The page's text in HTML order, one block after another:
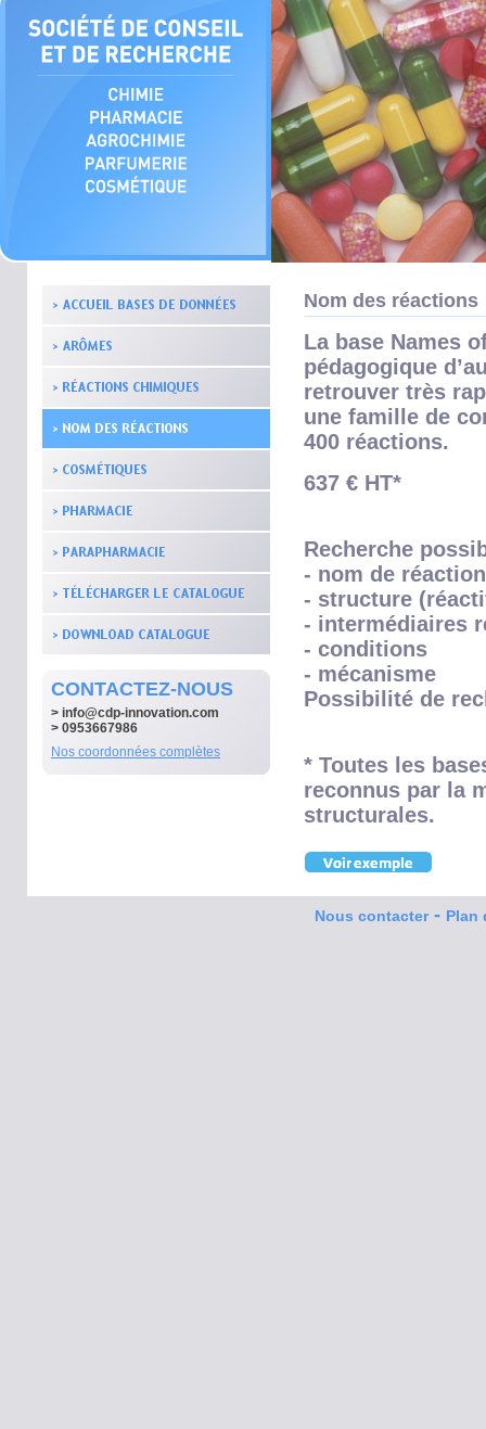
CONTACTEZ-NOUS
> info@cdp-innovation.com
> 0953667986
Nos coordonnées complètes
Nom des réactions
La base Names
pédagogique
retrouver très
une famille de
400 réactions.
637 € HT*
Recherche
- nom de réaction
- structure
- intermédiaires
- conditions
- mécanisme
Possibilité de
* Toutes les
reconnus par la
structurales.
Nous contacter- Plan